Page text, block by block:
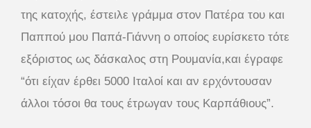
της κατοχής, έστειλε γράμμα στον Πατέρα του και
Παππού μου Παπά-Γιάννη ο οποίος ευρίσκετο τότε
εξόριστος ως δάσκαλος στη Ρουμανία,και έγραφε
“ότι είχαν έρθει 5000 Ιταλοί και αν ερχόντουσαν
άλλοι τόσοι θα τους έτρωγαν τους Καρπάθιους”.